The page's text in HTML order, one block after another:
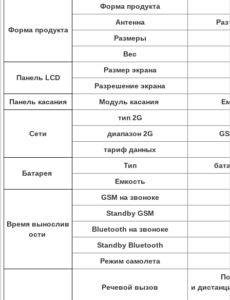
Форма продукта
Форма продукта
Антенна
Размеры
Вес
Панель LCD
Размер экрана
Разрешение экрана
Панель касания
Модуль касания
Сети
тип 2G
диапазон 2G
тариф данных
Батарея
Тип
Емкость
Время вынослив
ости
GSM на звоноке
Standby GSM
Bluetooth на звоноке
Standby Bluetooth
Режим самолета
Речевой вызов
и